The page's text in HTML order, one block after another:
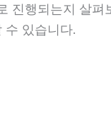
진행되는지 살
수 있습니다.